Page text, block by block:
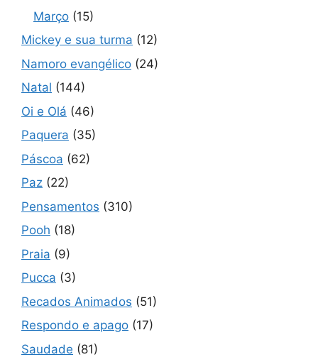
Março (15)
Mickey e sua turma (12)
Namoro evangélico (24)
Natal (144)
Oi e Olá (46)
Paquera (35)
Páscoa (62)
Paz (22)
Pensamentos (310)
Pooh (18)
Praia (9)
Pucca (3)
Recados Animados (51)
Respondo e apago (17)
Saudade (81)